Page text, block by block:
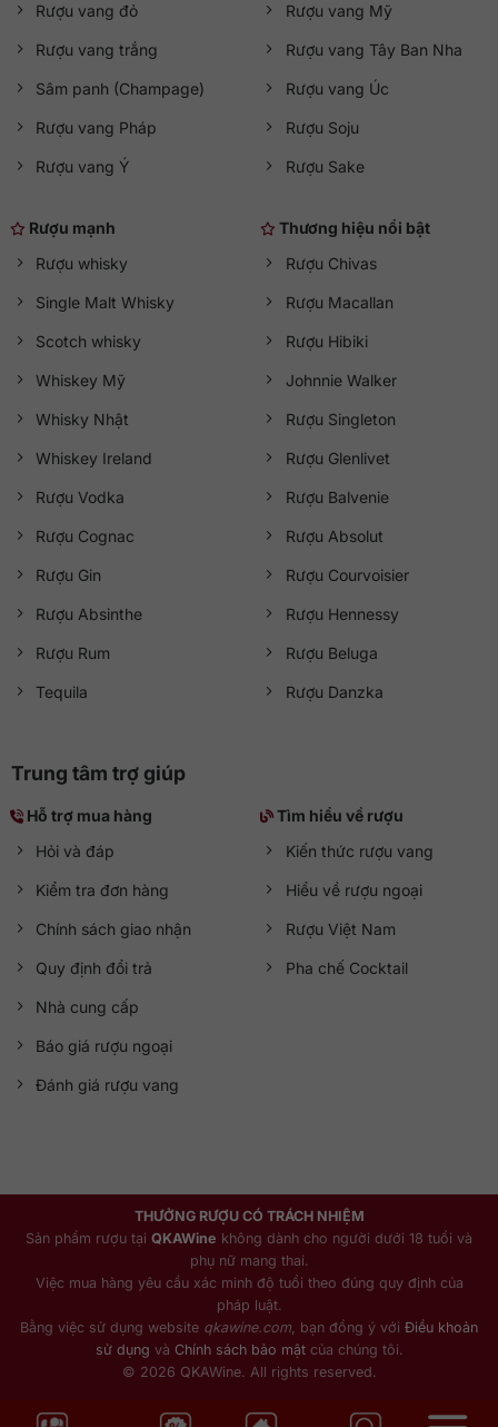
Rượu vang đỏ
Rượu vang trắng
Sâm panh (Champage)
Rượu vang Pháp
Rượu vang Ý
Rượu vang Mỹ
Rượu vang Tây Ban Nha
Rượu vang Úc
Rượu Soju
Rượu Sake
Rượu mạnh
Rượu whisky
Single Malt Whisky
Scotch whisky
Whiskey Mỹ
Whisky Nhật
Whiskey Ireland
Rượu Vodka
Rượu Cognac
Rượu Gin
Rượu Absinthe
Rượu Rum
Tequila
Thương hiệu nổi bật
Rượu Chivas
Rượu Macallan
Rượu Hibiki
Johnnie Walker
Rượu Singleton
Rượu Glenlivet
Rượu Balvenie
Rượu Absolut
Rượu Courvoisier
Rượu Hennessy
Rượu Beluga
Rượu Danzka
Trung tâm trợ giúp
Hỗ trợ mua hàng
Hỏi và đáp
Kiểm tra đơn hàng
Chính sách giao nhận
Quy định đổi trả
Nhà cung cấp
Báo giá rượu ngoại
Đánh giá rượu vang
Tìm hiểu về rượu
Kiến thức rượu vang
Hiểu về rượu ngoại
Rượu Việt Nam
Pha chế Cocktail
THƯỞNG RƯỢU CÓ TRÁCH NHIỆM
Sản phẩm rượu tại QKAWine không dành cho người dưới 18 tuổi và
phụ nữ mang thai.
Việc mua hàng yêu cầu xác minh độ tuổi theo đúng quy định của
pháp luật.
Bằng việc sử dụng website qkawine.com, bạn đồng ý với Điều khoản
sử dụng và Chính sách bảo mậtcủa chúng tôi.
© 2026 QKAWine. All rights reserved.